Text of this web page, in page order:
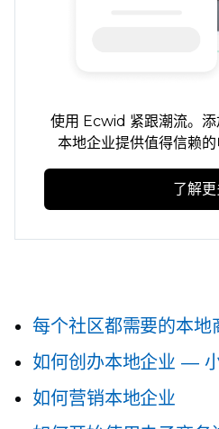
使用 Ecwid 紧跟潮流。添
本地企业提供值得信赖的
了解更
每个社区都需要的本地
如何创办本地企业 —
如何营销本地企业